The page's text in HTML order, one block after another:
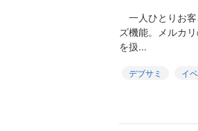
一人ひとりお客
ズ機能。メルカ
を扱...
デブサミ イ